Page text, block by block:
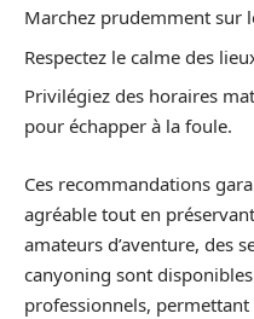
Marchez prudemment sur
Respectez le calme des
Privilégiez des horaires
pour échapper à la foule.
Ces recommandations
agréable tout en
amateurs d’aventure, des
canyoning sont
professionnels, permettant